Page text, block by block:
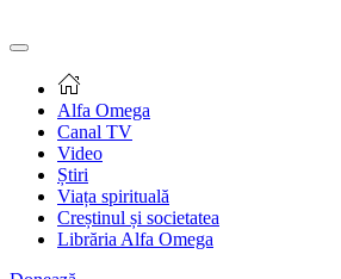
Alfa Omega
Canal TV
Video
Știri
Viața spirituală
Creștinul și societatea
Librăria Alfa Omega